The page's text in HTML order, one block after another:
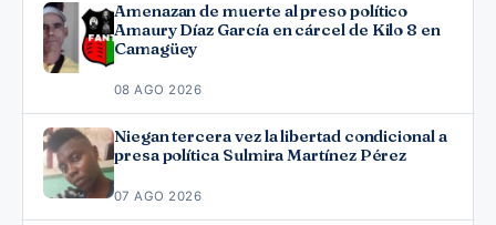
Amenazan de muerte al preso político
Amaury Díaz García en cárcel de Kilo 8 en
Camagüey
08 AGO 2026
Niegan tercera vez la libertad condicional a
presa política Sulmira Martínez Pérez
07 AGO 2026